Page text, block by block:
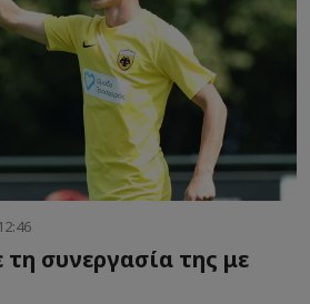
τη συνεργασία της με